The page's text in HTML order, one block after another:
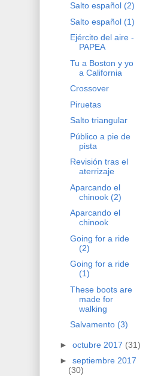
Salto español (2)
Salto español (1)
Ejército del aire -
PAPEA
Tu a Boston y yo
a California
Crossover
Piruetas
Salto triangular
Público a pie de
pista
Revisión tras el
aterrizaje
Aparcando el
chinook (2)
Aparcando el
chinook
Going for a ride
(2)
Going for a ride
(1)
These boots are
made for
walking
Salvamento (3)
► octubre 2017 (31)
► septiembre 2017
(30)